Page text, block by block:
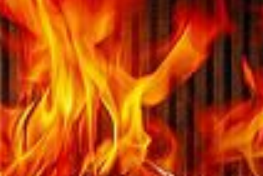
Austroflamm Clou Compact
3220,00€